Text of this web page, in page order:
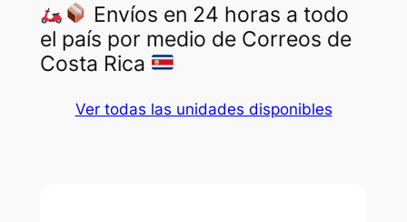
d
a
Envíos en 24 horas a todo
el país por medio de Correos de
Costa Rica
Ver todas las unidades disponibles